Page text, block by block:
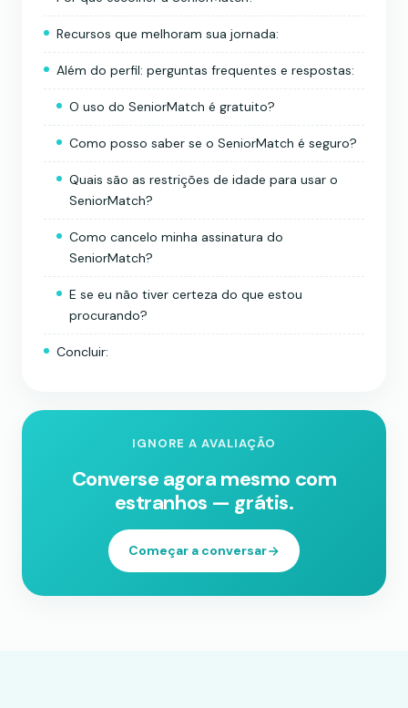
Recursos que melhoram sua jornada:
Além do perfil: perguntas frequentes e respostas:
O uso do SeniorMatch é gratuito?
Como posso saber se o SeniorMatch é seguro?
Quais são as restrições de idade para usar o
SeniorMatch?
Como cancelo minha assinatura do
SeniorMatch?
E se eu não tiver certeza do que estou
procurando?
Concluir:
IGNORE A AVALIAÇÃO
Converse agora mesmo com
estranhos — grátis.
Começar a conversar